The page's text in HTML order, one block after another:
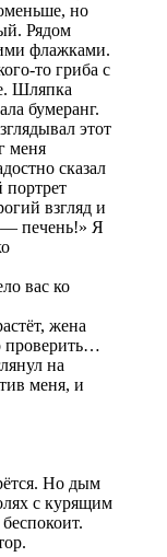
но
Рядом
флажками.
то гриба с
Шляпка
бумеранг.
этот
меня
сказал
портрет
взгляд и
— печень!» Я
вас ко
жена
проверить…
на
меня, и
Но дым
с курящим